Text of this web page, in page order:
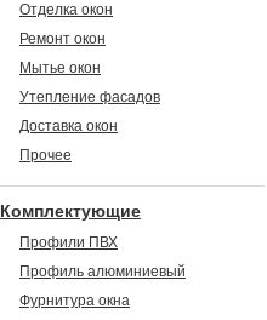
Отделка окон
Ремонт окон
Мытье окон
Утепление фасадов
Доставка окон
Прочее
Комплектующие
Профили ПВХ
Профиль алюминиевый
Фурнитура окна